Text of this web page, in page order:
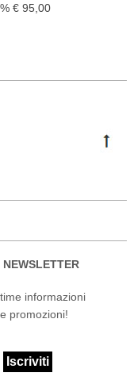
€ 95,00
informazioni
promozioni!